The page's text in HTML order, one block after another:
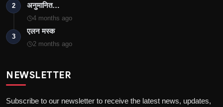
2
अनुमानित…
4 months ago
3
एलन मस्क
2 months ago
NEWSLETTER
Subscribe to our newsletter to receive the latest news, updates,